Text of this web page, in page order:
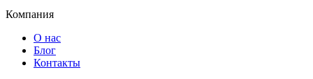
Компания
О нас
Блог
Контакты